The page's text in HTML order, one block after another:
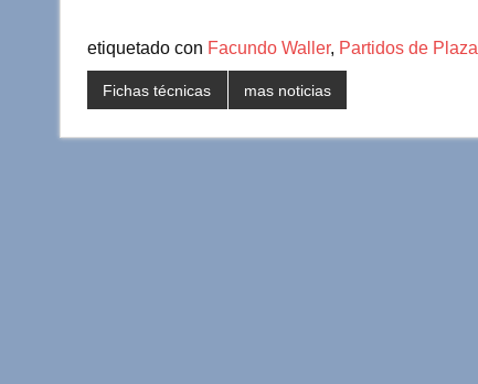
etiquetado con Facundo Waller, Partidos de Plaza
Fichas técnicas mas noticias